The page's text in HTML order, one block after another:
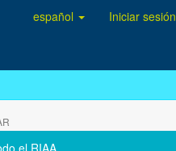
español Iniciar sesión